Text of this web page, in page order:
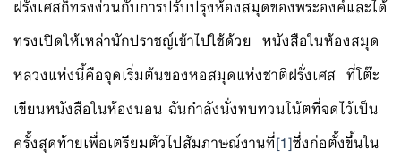
ฝรั่งเศสก็ทรงง่วนกับการปรับปรุงห้องสมุดของพระองค์และได้
ทรงเปิดให้เหล่านักปราชญ์เข้าไปใช้ด้วย หนังสือในห้องสมุด
หลวงแห่งนี้คือจุดเริ่มต้นของหอสมุดแห่งชาติฝรั่งเศส ที่โต๊ะ
เขียนหนังสือในห้องนอน ฉันกำลังนั่งทบทวนโน้ตที่จดไว้เป็น
ครั้งสุดท้ายเพื่อเตรียมตัวไปสัมภาษณ์งานที่[1]ซึ่งก่อตั้งขึ้นใน